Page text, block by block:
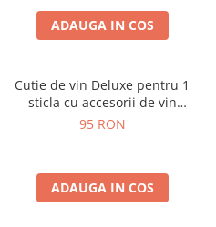
ADAUGA IN COS
Cutie de vin Deluxe pentru 1
sticla cu accesorii de vin
incluse interior oranj
95 RON
ADAUGA IN COS